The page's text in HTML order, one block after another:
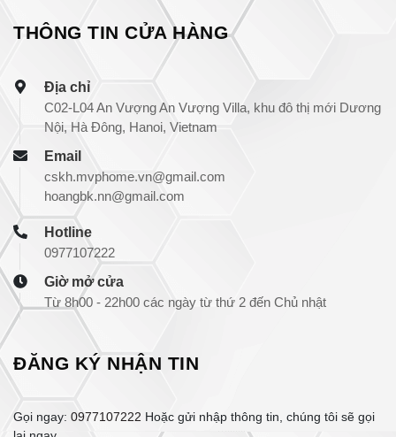
THÔNG TIN CỬA HÀNG
Địa chỉ
C02-L04 An Vượng An Vượng Villa, khu đô thị mới Dương
Nội, Hà Đông, Hanoi, Vietnam
Email
cskh.mvphome.vn@gmail.com
hoangbk.nn@gmail.com
Hotline
0977107222
Giờ mở cửa
Từ 8h00 - 22h00 các ngày từ thứ 2 đến Chủ nhật
ĐĂNG KÝ NHẬN TIN
Gọi ngay: 0977107222 Hoặc gửi nhập thông tin, chúng tôi sẽ gọi